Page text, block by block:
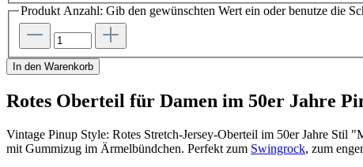
Produkt Anzahl: Gib den gewünschten Wert ein oder benutze die
In den Warenkorb
Rotes Oberteil für Damen im 50er Jahre
Vintage Pinup Style: Rotes Stretch-Jersey-Oberteil im 50er Jahre Stil
mit Gummizug im Ärmelbündchen. Perfekt zum Swingrock, zum